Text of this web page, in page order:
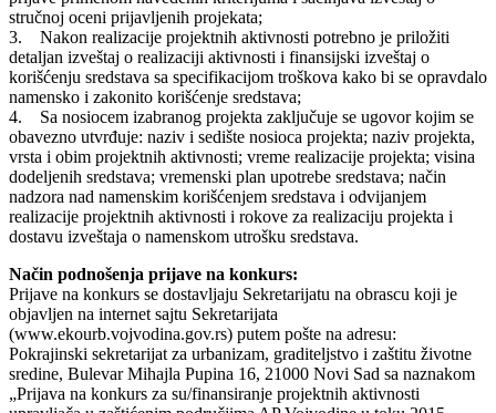
stručnoj oceni prijavljenih projekata;
3. Nakon realizacije projektnih aktivnosti potrebno je priložiti
detaljan izveštaj o realizaciji aktivnosti i finansijski izveštaj o
korišćenju sredstava sa specifikacijom troškova kako bi se opravdalo
namensko i zakonito korišćenje sredstava;
4. Sa nosiocem izabranog projekta zaključuje se ugovor kojim se
obavezno utvrđuje: naziv i sedište nosioca projekta; naziv projekta,
vrsta i obim projektnih aktivnosti; vreme realizacije projekta; visina
dodeljenih sredstava; vremenski plan upotrebe sredstava; način
nadzora nad namenskim korišćenjem sredstava i odvijanjem
realizacije projektnih aktivnosti i rokove za realizaciju projekta i
dostavu izveštaja o namenskom utrošku sredstava.
Način podnošenja prijave na konkurs:
Prijave na konkurs se dostavljaju Sekretarijatu na obrascu koji je
objavljen na internet sajtu Sekretarijata
(www.ekourb.vojvodina.gov.rs) putem pošte na adresu:
Pokrajinski sekretarijat za urbanizam, graditeljstvo i zaštitu životne
sredine, Bulevar Mihajla Pupina 16, 21000 Novi Sad sa naznakom
„Prijava na konkurs za su/finansiranje projektnih aktivnosti